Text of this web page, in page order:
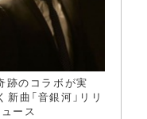
跡のコラボが実
曲「音銀河」リリ
ース